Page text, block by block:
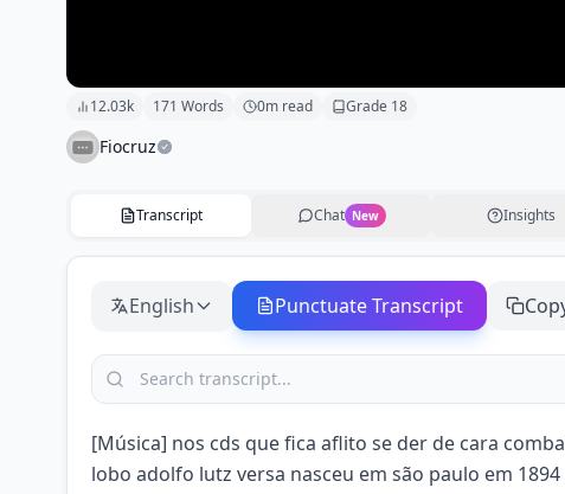
12.03k 171 Words 0m read Grade 18
Fiocruz
Transcript Chat New Insights
English Punctuate Transcript
[Música] nos cds que fica aflito se der de cara
lobo adolfo lutz versa nasceu em são paulo em